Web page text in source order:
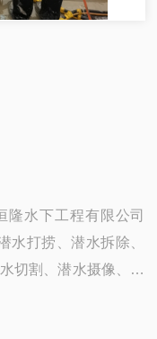
隆水下工程有限公司
水打捞、潜水拆除、
切割、潜水摄像、潜